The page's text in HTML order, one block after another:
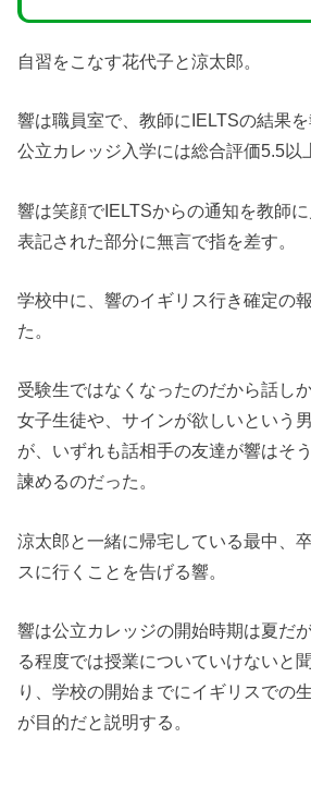
自習をこなす花代子と涼太郎。
響は職員室で、教師にIELTSの結果を
公立カレッジ入学には総合評価5.5以
響は笑顔でIELTSからの通知を教師
表記された部分に無言で指を差す。
学校中に、響のイギリス行き確定の
た。
受験生ではなくなったのだから話し
女子生徒や、サインが欲しいという
が、いずれも話相手の友達が響はそ
諫めるのだった。
涼太郎と一緒に帰宅している最中、
スに行くことを告げる響。
響は公立カレッジの開始時期は夏だ
る程度では授業についていけないと
り、学校の開始までにイギリスでの
が目的だと説明する。